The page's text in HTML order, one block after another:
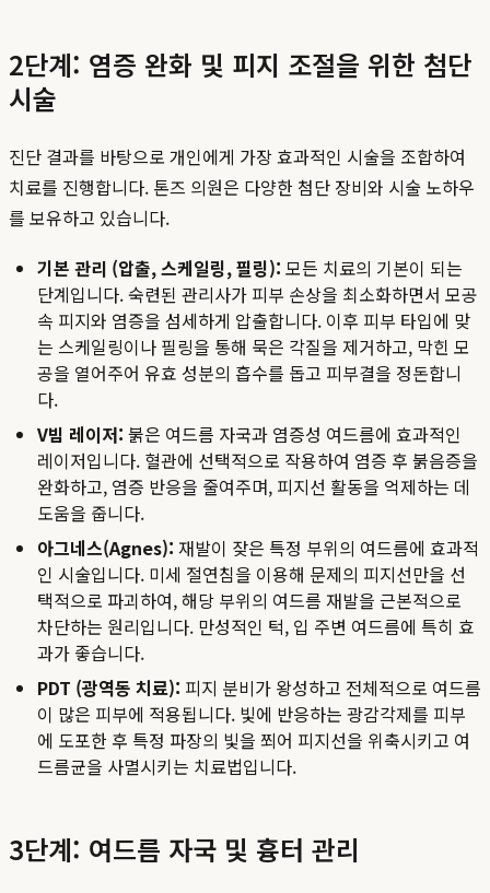
2단계: 염증 완화 및 피지 조절을 위한 첨단
시술
진단 결과를 바탕으로 개인에게 가장 효과적인 시술을 조합하여
치료를 진행합니다. 톤즈 의원은 다양한 첨단 장비와 시술 노하우
를 보유하고 있습니다.
기본 관리 (압출, 스케일링, 필링): 모든 치료의 기본이 되는
단계입니다. 숙련된 관리사가 피부 손상을 최소화하면서 모공
속 피지와 염증을 섬세하게 압출합니다. 이후 피부 타입에 맞
는 스케일링이나 필링을 통해 묵은 각질을 제거하고, 막힌 모
공을 열어주어 유효 성분의 흡수를 돕고 피부결을 정돈합니
다.
V빔 레이저: 붉은 여드름 자국과 염증성 여드름에 효과적인
레이저입니다. 혈관에 선택적으로 작용하여 염증 후 붉음증을
완화하고, 염증 반응을 줄여주며, 피지선 활동을 억제하는 데
도움을 줍니다.
아그네스(Agnes): 재발이 잦은 특정 부위의 여드름에 효과적
인 시술입니다. 미세 절연침을 이용해 문제의 피지선만을 선
택적으로 파괴하여, 해당 부위의 여드름 재발을 근본적으로
차단하는 원리입니다. 만성적인 턱, 입 주변 여드름에 특히 효
과가 좋습니다.
PDT (광역동 치료): 피지 분비가 왕성하고 전체적으로 여드름
이 많은 피부에 적용됩니다. 빛에 반응하는 광감각제를 피부
에 도포한 후 특정 파장의 빛을 쬐어 피지선을 위축시키고 여
드름균을 사멸시키는 치료법입니다.
3단계: 여드름 자국 및 흉터 관리